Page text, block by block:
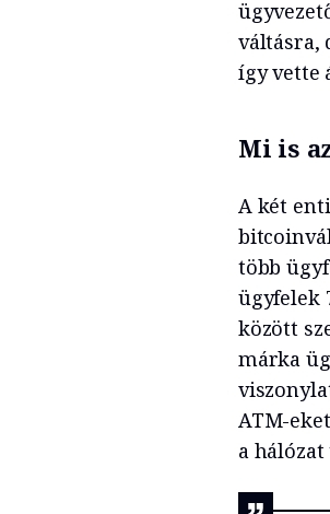
váltásra,
így vette
Mi is
A két
több
ügyfelek
között
márka
ATM-
a